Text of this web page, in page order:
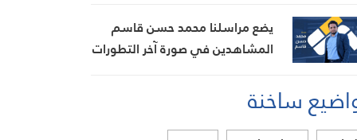
يضع مراسلنا محمد حسن قاسم
المشاهدين في صورة آخر التطورات
المستجدات على الساحتين
السياسية والميدانية، إلى جانب
المواقف الرسمية وأبرز التطورات
ساخنة